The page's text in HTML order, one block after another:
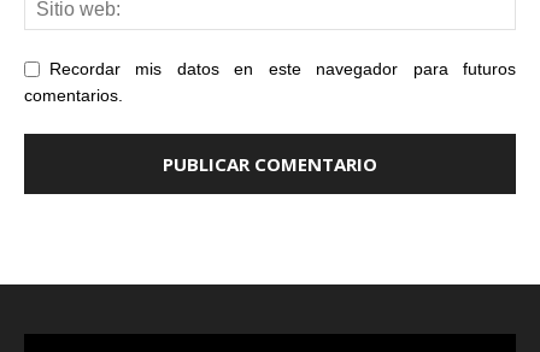
Recordar mis datos en este navegador para futuros
comentarios.